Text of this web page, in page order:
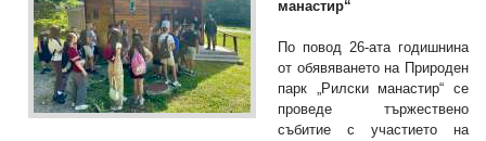
манастир“
По повод 26-ата годишнина
от обявяването на Природен
парк „Рилски манастир“ се
проведе тържествено
събитие с участието на